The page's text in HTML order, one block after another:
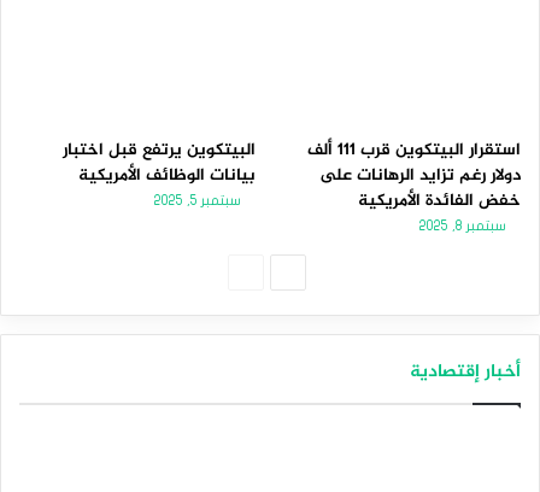
استقرار البيتكوين قرب 111 ألف
دولار رغم تزايد الرهانات على
خفض الفائدة الأمريكية
سبتمبر 8, 2025
البيتكوين يرتفع قبل اختبار
بيانات الوظائف الأمريكية
سبتمبر 5, 2025
أخبار إقتصادية